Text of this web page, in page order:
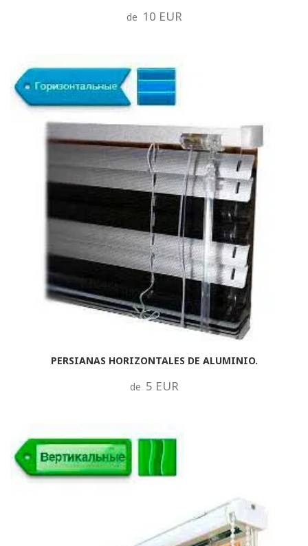
de 10 EUR
PERSIANAS HORIZONTALES DE ALUMINIO.
de 5 EUR